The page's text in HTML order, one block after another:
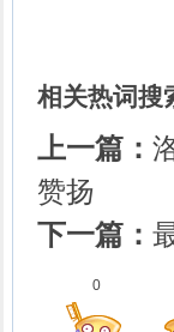
相关热词搜
上一篇：
赞扬
下一篇：
0